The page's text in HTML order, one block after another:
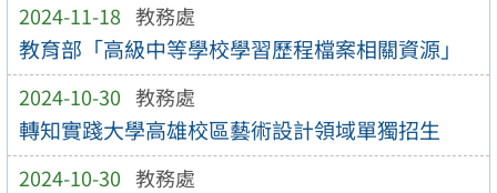
2024-11-18 教務處
教育部「高級中等學校學習歷程檔案相關資源」
2024-10-30 教務處
轉知實踐大學高雄校區藝術設計領域單獨招生
2024-10-30 教務處